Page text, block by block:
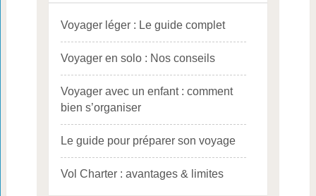
Voyager léger : Le guide complet
Voyager en solo : Nos conseils
Voyager avec un enfant : comment
bien s’organiser
Le guide pour préparer son voyage
Vol Charter : avantages & limites